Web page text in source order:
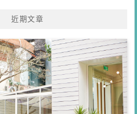
近期文章